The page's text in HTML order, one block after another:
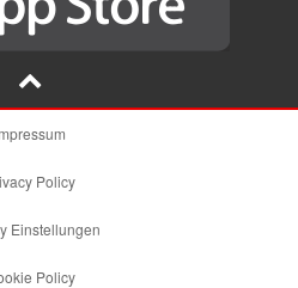
Policy
Einstellungen
Policy